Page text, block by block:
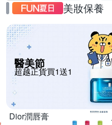
美妝保養
醫美節
超越正貨買1送1
Dior潤唇膏